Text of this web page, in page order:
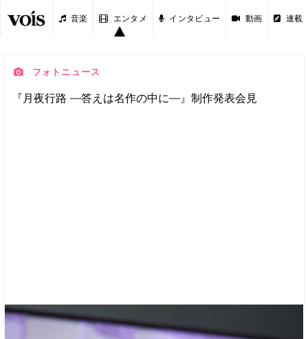
音楽 エンタメ インタビュー 動画 連載
フォトニュース
『月夜行路 ―答えは名作の中に―』制作発表会見